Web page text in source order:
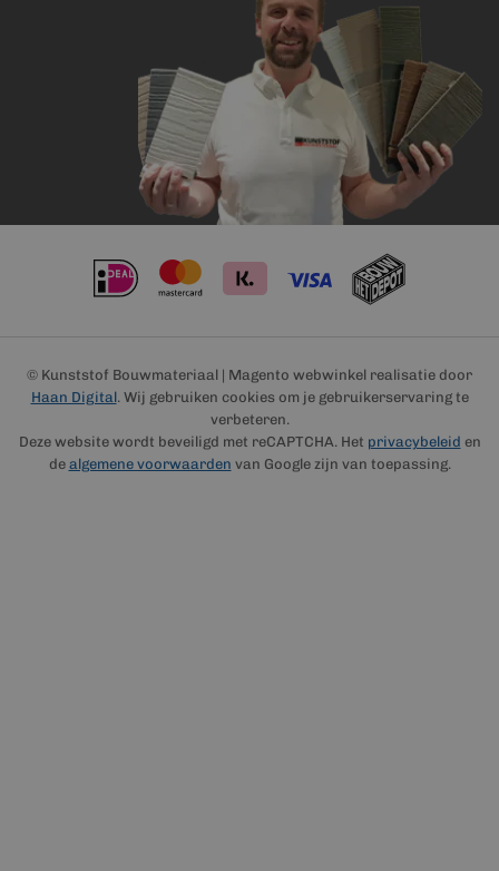
© Kunststof Bouwmateriaal | Magento webwinkel realisatie door
Haan Digital. Wij gebruiken cookies om je gebruikerservaring te
verbeteren.
Deze website wordt beveiligd met reCAPTCHA. Het privacybeleid en
de algemene voorwaarden van Google zijn van toepassing.